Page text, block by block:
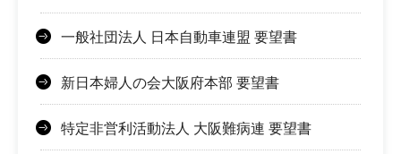
一般社団法人 日本自動車連盟 要望書
新日本婦人の会大阪府本部 要望書
特定非営利活動法人 大阪難病連 要望書